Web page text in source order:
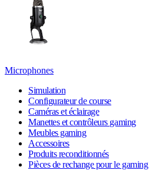
Microphones
Simulation
Configurateur de course
Caméras et éclairage
Manettes et contrôleurs gaming
Meubles gaming
Accessoires
Produits reconditionnés
Pièces de rechange pour le gaming